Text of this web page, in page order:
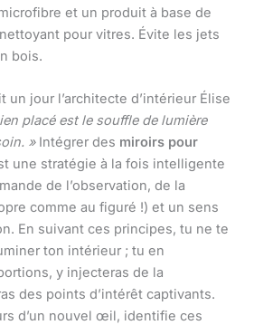
et un produit à base de
pour vitres. Évite les jets
bois.
un jour l’architecte d’intérieur Élise
placé est le souffle de lumière
»Intégrer des miroirs pour
une stratégie à la fois intelligente
de l’observation, de la
comme au figuré !) et un sens
En suivant ces principes, tu ne te
ton intérieur ; tu en
y injecteras de la
des points d’intérêt captivants.
d’un nouvel œil, identifie ces